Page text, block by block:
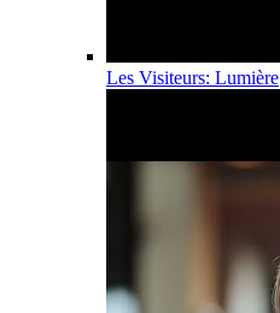
Les Visiteurs: Lumière